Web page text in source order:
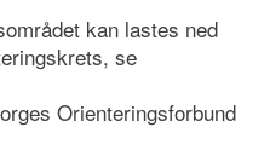
kan lastes ned
se
Orienteringsforbund